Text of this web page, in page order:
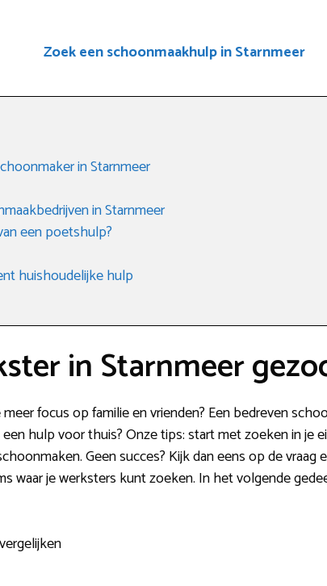
Zoek een schoonmaakhulp in Starnmeer
in Starnmeer
in Starnmeer
een poetshulp?
huishoudelijke hulp
in Starnmeer
focus op familie en vrienden? Een bedreven
hulp voor thuis? Onze tips: start met zoeken in je
Geen succes? Kijk dan eens op de
waar je werksters kunt zoeken. In het volgende